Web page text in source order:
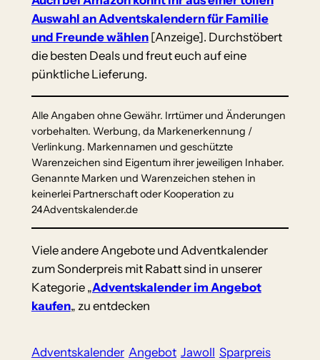
Auswahl an Adventskalendern für Familie
und Freunde wählen[Anzeige]. Durchstöbert
die besten Deals und freut euch auf eine
pünktliche Lieferung.
Alle Angaben ohne Gewähr. Irrtümer und Änderungen
vorbehalten. Werbung, da Markenerkennung /
Verlinkung. Markennamen und geschützte
Warenzeichen sind Eigentum ihrer jeweiligen Inhaber.
Genannte Marken und Warenzeichen stehen in
keinerlei Partnerschaft oder Kooperation zu
24Adventskalender.de
Viele andere Angebote und Adventkalender
zum Sonderpreis mit Rabatt sind in unserer
Kategorie „Adventskalender im Angebot
kaufen„ zu entdecken
Adventskalender Angebot Jawoll Sparpreis